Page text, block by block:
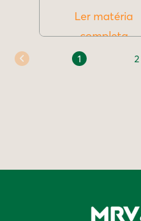
Ler matéria
completa
1 2